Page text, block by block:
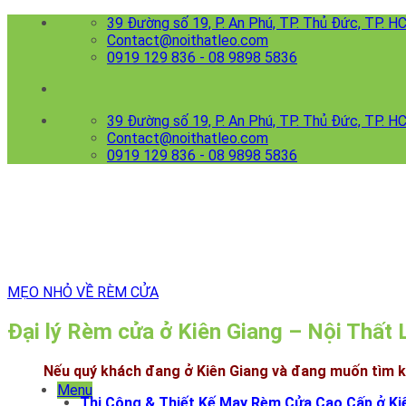
39 Đường số 19, P. An Phú, TP. Thủ Đức, TP.
Contact@noithatleo.com
0919 129 836 - 08 9898 5836
39 Đường số 19, P. An Phú, TP. Thủ Đức, TP.
Contact@noithatleo.com
0919 129 836 - 08 9898 5836
Menu
MẸO NHỎ VỀ RÈM CỬA
Đại lý Rèm cửa ở Kiên Giang – Nội Thất
Nếu quý khách đang ở Kiên Giang và đang muốn tìm